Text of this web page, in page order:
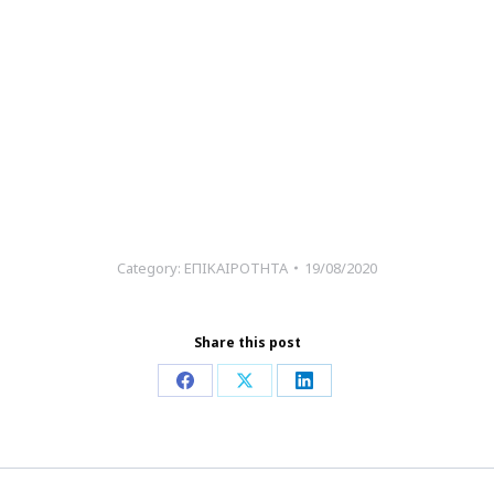
Category: ΕΠΙΚΑΙΡΟΤΗΤΑ 19/08/2020
Share this post
Share
Facebook
Share
X
Share
LinkedIn